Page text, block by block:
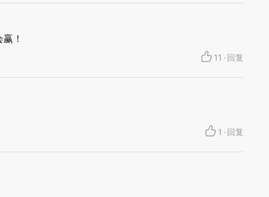
！
11 · 回复
1 · 回复